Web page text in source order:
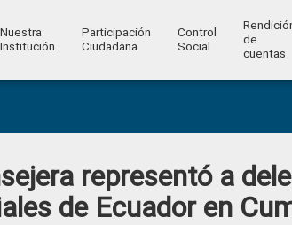
Nuestra
Institución
Participación
Ciudadana
Control
Social
de
cuentas
representó a
de Ecuador en